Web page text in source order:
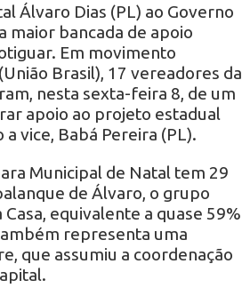
Álvaro Dias (PL) ao Governo
maior bancada de apoio
Em movimento
Brasil), 17 vereadores da
nesta sexta-feira 8, de um
apoio ao projeto estadual
vice, Babá Pereira (PL).
Municipal de Natal tem 29
de Álvaro, o grupo
equivalente a quase 59%
representa uma
que assumiu a coordenação